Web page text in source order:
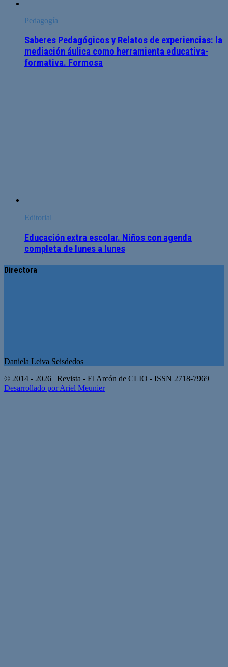
Pedagogía
Saberes Pedagógicos y Relatos de experiencias: la
mediación áulica como herramienta educativa-
formativa. Formosa
Editorial
Educación extra escolar. Niños con agenda
completa de lunes a lunes
Directora
Daniela Leiva Seisdedos
© 2014 - 2026 | Revista - El Arcón de CLIO - ISSN 2718-7969 |
Desarrollado por Ariel Meunier